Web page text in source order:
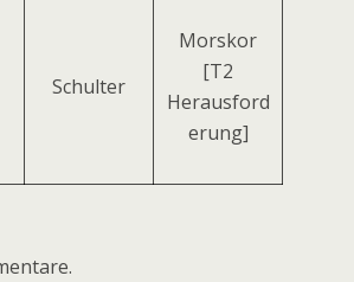
Schulter
Morskor
[T2
Herausford
erung]